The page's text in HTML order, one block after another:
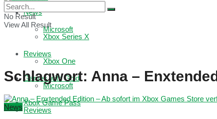
Microsoft
Reviews
Games with Gold
Xbox Game Pass
News
Xbox Series X
Xbox One
Microsoft
Reviews
No Result
View All Result
Schlagwort: Anna –
News